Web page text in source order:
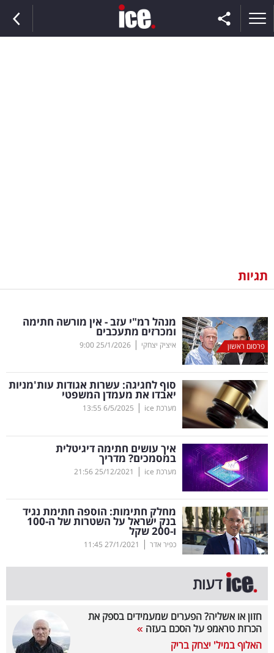
וצרכנות
דיגיטל
וטק
שיווק
ופרסום
משפט
מדדים
ומחקרים
דעות
רכילות
עסקית
קריפטו
ויראלי
טלוויזיה
תגיות
פרסום ראשון
מנהל רמ"י עזב - אין מורשה חתימה
ומכרזים מתעכבים
איציק יצחקי |
25/1/2026
9:00
סוף לחגיגה: עשרות אגודות עות'מניות
יאבדו את מעמדן המשפטי
מערכת ice |
6/5/2025
13:55
איך עושים חתימה דיגיטלית
במסמכים? מדריך
מערכת ice |
25/12/2021
21:56
מחלק חתימות: הוספה חתימת נגיד
בנק ישראל על השטרות של ה-100
ו-200 שקל
כפיר אדר |
27/1/2021
11:45
דעות
חזון או אשליה? הפערים שמעמידים בספק את
הכרזת טראמפ על הסכם בעזה
האלוף במיל' יצחק בריק